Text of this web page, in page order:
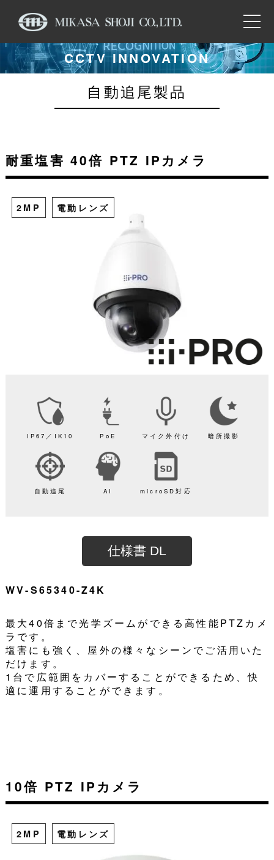
CCTV INNOVATION
自動追尾製品
耐重塩害 40倍 PTZ IPカメラ
2MP 電動レンズ
IP67／IK10 PoE マイク外付け 暗所撮影
自動追尾 AI microSD対応
仕様書 DL
WV-S65340-Z4K
最大40倍まで光学ズームができる高性能PTZカメ
ラです。
塩害にも強く、屋外の様々なシーンでご活用いた
だけます。
1台で広範囲をカバーすることができるため、快
適に運用することができます。
10倍 PTZ IPカメラ
2MP 電動レンズ